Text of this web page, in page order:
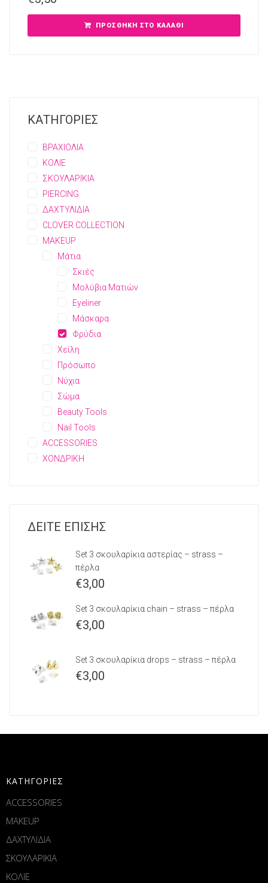
ΠΡΟΣΘΉΚΗ ΣΤΟ ΚΑΛΆΘΙ
ΚΑΤΗΓΟΡΙΕΣ
ΒΡΑΧΙΟΛΙΑ
ΚΟΛΙΕ
ΣΚΟΥΛΑΡΙΚΙΑ
PIERCING
ΔΑΧΤΥΛΙΔΙΑ
CLOVER COLLECTION
MAKEUP
Μάτια
Σκιές
Μολύβια Ματιών
Eyeliner
Μάσκαρα
Φρύδια
Χείλη
Πρόσωπο
Νύχια
Σώμα
Beauty Tools
Nail Tools
ACCESSORIES
ΧΟΝΔΡΙΚΗ
ΔΕΙΤΕ ΕΠΙΣΗΣ
Set 3 σκουλαρίκια αστερίας – strass –
πέρλα
€3,00
Set 3 σκουλαρίκια chain – strass – πέρλα
€3,00
Set 3 σκουλαρίκια drops – strass – πέρλα
€3,00
ΚΑΤΗΓΟΡΙΕΣ
ACCESSORIES
MAKEUP
ΔΑΧΤΥΛΙΔΙΑ
ΣΚΟΥΛΑΡΙΚΙΑ
ΚΟΛΙΕ